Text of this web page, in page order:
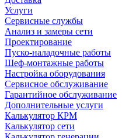
Услуги
Сервисные службы
Анализ и замеры сети
Проектирование
Пуско-наладочные работы
Шеф-монтажные работы
Настройка оборудования
Сервисное обслуживание
Гарантийное обслуживание
Дополнительные услуги
Калькулятор КРМ
Калькулятор сети